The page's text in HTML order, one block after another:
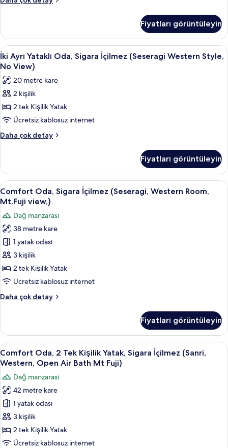
View)
fotoğrafları
görün
Oda,
Sigara
İçilmez
(Seseragi,
Fuji
View)
hakkında
daha
fazla
Fiyatları görüntüleyin
İki
Ayrı
Yataklı
Oda,
Sigara
İçilmez
(Seseragi
Western
View)
için
tüm
fotoğrafları
görün
İki Ayrı Yataklı Oda, Sigara İçilmez
11
İki Ayrı Yataklı Oda, Sigara İçilmez (Seseragi Western Style,
No View)
20 metre kare
2 kişilik
2 tek Kişilik Yatak
Ücretsiz kablosuz internet
Daha çok detay
İki
Sigara
İçilmez
(Seseragi
Western
No
View)
hakkında
daha
fazla
Fiyatları görüntüleyin
Comfort
Oda,
Sigara
İçilmez
(Seseragi,
Western
Room,
Mt.Fuji
view,)
tüm
Comfort Oda, Sigara İçilmez
11
Comfort Oda, Sigara İçilmez (Seseragi, Western Room,
Mt.Fuji view,)
Dağ manzarası
38 metre kare
1 yatak odası
3 kişilik
2 tek Kişilik Yatak
Ücretsiz kablosuz internet
Daha çok detay
Comfort
(Seseragi,
Western
Room,
Mt.Fuji
hakkında
daha
fazla
detay
Fiyatları görüntüleyin
Comfort
Oda,
Tek
Kişilik
Yatak,
Sigara
İçilmez
(Sanri,
Comfort Oda, 2 Tek Kişilik Yatak,
19
Comfort Oda, 2 Tek Kişilik Yatak, Sigara İçilmez (Sanri,
Western, Open Air Bath Mt Fuji)
Dağ manzarası
42 metre kare
1 yatak odası
3 kişilik
2 tek Kişilik Yatak
Ücretsiz kablosuz internet